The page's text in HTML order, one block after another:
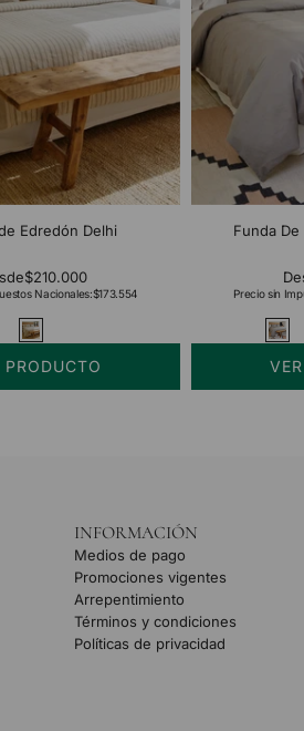
Edredón Delhi
$210.000
Nacionales:$173.554
PRODUCTO
Funda
Precio sin
INFORMACIÓN
Medios de pago
Promociones vigentes
Arrepentimiento
Términos y condiciones
Políticas de privacidad